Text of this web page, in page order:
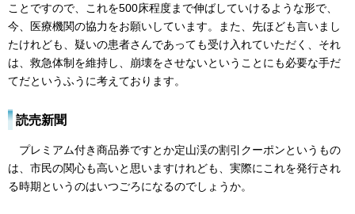
ことですので、これを500床程度まで伸ばしていけるような形で、
今、医療機関の協力をお願いしています。また、先ほども言いまし
たけれども、疑いの患者さんであっても受け入れていただく、それ
は、救急体制を維持し、崩壊をさせないということにも必要な手だ
てだというふうに考えております。
読売新聞
プレミアム付き商品券ですとか定山渓の割引クーポンというもの
は、市民の関心も高いと思いますけれども、実際にこれを発行され
る時期というのはいつごろになるのでしょうか。